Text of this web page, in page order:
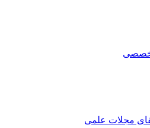
مجلات علمی